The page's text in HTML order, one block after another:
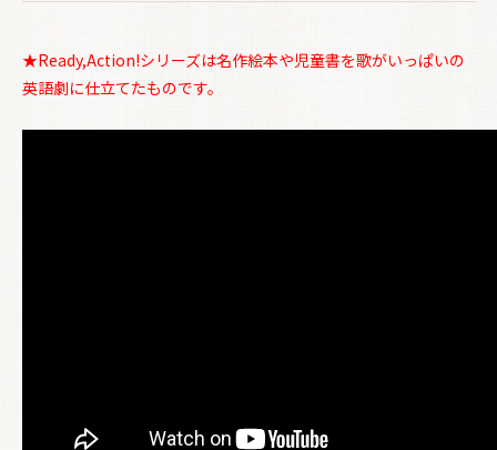
★Ready,Action!シリーズは名作絵本や児童書を歌がいっぱいの
英語劇に仕立てたものです。